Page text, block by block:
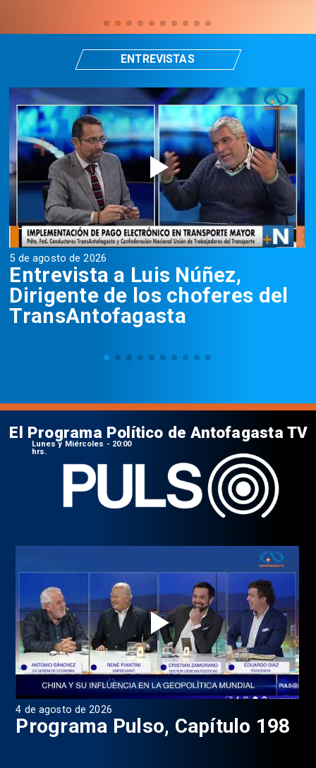
5 de agosto de 2026
Entrevista a Luis Núñez,
Dirigente de los choferes del
TransAntofagasta
ENTREVISTAS
4 de agosto de 2026
Programa Pulso, Capítulo 198
El Programa Político de Antofagasta TV
Lunes y Miércoles - 20:00
hrs.